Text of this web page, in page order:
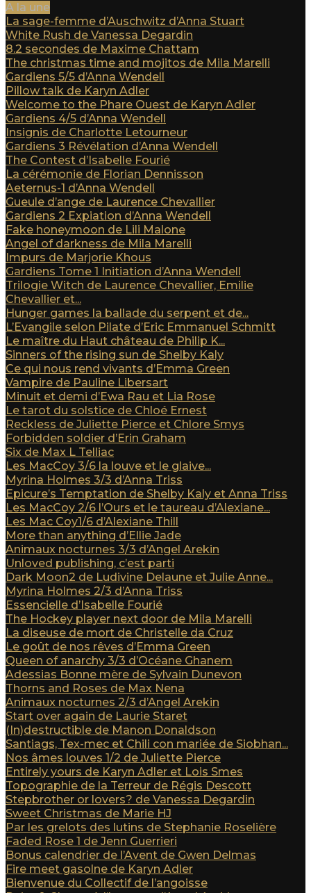
A la une
La sage-femme d’Auschwitz d’Anna Stuart
White Rush de Vanessa Degardin
8.2 secondes de Maxime Chattam
The christmas time and mojitos de Mila Marelli
Gardiens 5/5 d’Anna Wendell
Pillow talk de Karyn Adler
Welcome to the Phare Ouest de Karyn Adler
Gardiens 4/5 d’Anna Wendell
Insignis de Charlotte Letourneur
Gardiens 3 Révélation d’Anna Wendell
The Contest d’Isabelle Fourié
La cérémonie de Florian Dennisson
Aeternus-1 d’Anna Wendell
Gueule d’ange de Laurence Chevallier
Gardiens 2 Expiation d’Anna Wendell
Fake honeymoon de Lili Malone
Angel of darkness de Mila Marelli
Impurs de Marjorie Khous
Gardiens Tome 1 Initiation d’Anna Wendell
Trilogie Witch de Laurence Chevallier, Emilie
Chevallier et...
Hunger games la ballade du serpent et de...
L’Evangile selon Pilate d’Eric Emmanuel Schmitt
Le maître du Haut château de Philip K...
Sinners of the rising sun de Shelby Kaly
Ce qui nous rend vivants d’Emma Green
Vampire de Pauline Libersart
Minuit et demi d’Ewa Rau et Lia Rose
Le tarot du solstice de Chloé Ernest
Reckless de Juliette Pierce et Chlore Smys
Forbidden soldier d’Erin Graham
Six de Max L Telliac
Les MacCoy 3/6 la louve et le glaive...
Myrina Holmes 3/3 d’Anna Triss
Epicure’s Temptation de Shelby Kaly et Anna Triss
Les MacCoy 2/6 l’Ours et le taureau d’Alexiane...
Les Mac Coy1/6 d’Alexiane Thill
More than anything d’Ellie Jade
Animaux nocturnes 3/3 d’Angel Arekin
Unloved publishing, c’est parti
Dark Moon2 de Ludivine Delaune et Julie Anne...
Myrina Holmes 2/3 d’Anna Triss
Essencielle d’Isabelle Fourié
The Hockey player next door de Mila Marelli
La diseuse de mort de Christelle da Cruz
Le goût de nos rêves d’Emma Green
Queen of anarchy 3/3 d’Océane Ghanem
Adessias Bonne mère de Sylvain Dunevon
Thorns and Roses de Max Nena
Animaux nocturnes 2/3 d’Angel Arekin
Start over again de Laurie Staret
(In)destructible de Manon Donaldson
Santiags, Tex-mec et Chili con mariée de Siobhan...
Nos âmes louves 1/2 de Juliette Pierce
Entirely yours de Karyn Adler et Lois Smes
Topographie de la Terreur de Régis Descott
Stepbrother or lovers? de Vanessa Degardin
Sweet Christmas de Marie HJ
Par les grelots des lutins de Stephanie Roselière
Faded Rose 1 de Jenn Guerrieri
Bonus calendrier de l’Avent de Gwen Delmas
Fire meet gasolne de Karyn Adler
Bienvenue du Collectif de l’angoisse